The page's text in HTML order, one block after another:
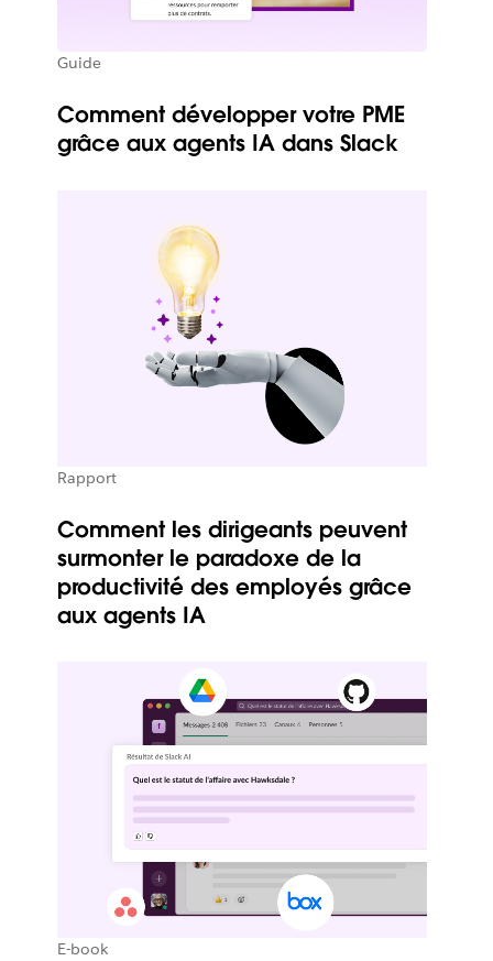
Guide
Comment développer votre PME
grâce aux agents IA dans Slack
Rapport
Comment les dirigeants peuvent
surmonter le paradoxe de la
productivité des employés grâce
aux agents IA
E-book